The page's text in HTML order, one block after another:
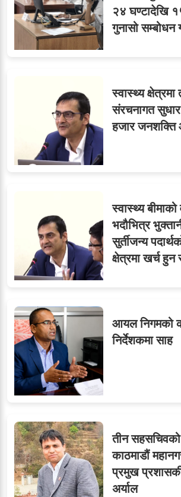
मन्त्रालयभित्र असन्तुष्टि
र दुई लेखापढी व्यवसायी ३ लाख
घुससहित पक्राउ
२४ घण्टादेखि
गुनासो सम्बोधन
स्वास्थ्य क्षेत्रमा
संरचनागत
हजार
स्वास्थ्य बीमाको
भदौभित्र
सुर्तीजन्य
क्षेत्रमा खर्च
आयल निगमको
निर्देशकमा साह
तीन
काठमाडौं
प्रमुख
अर्याल